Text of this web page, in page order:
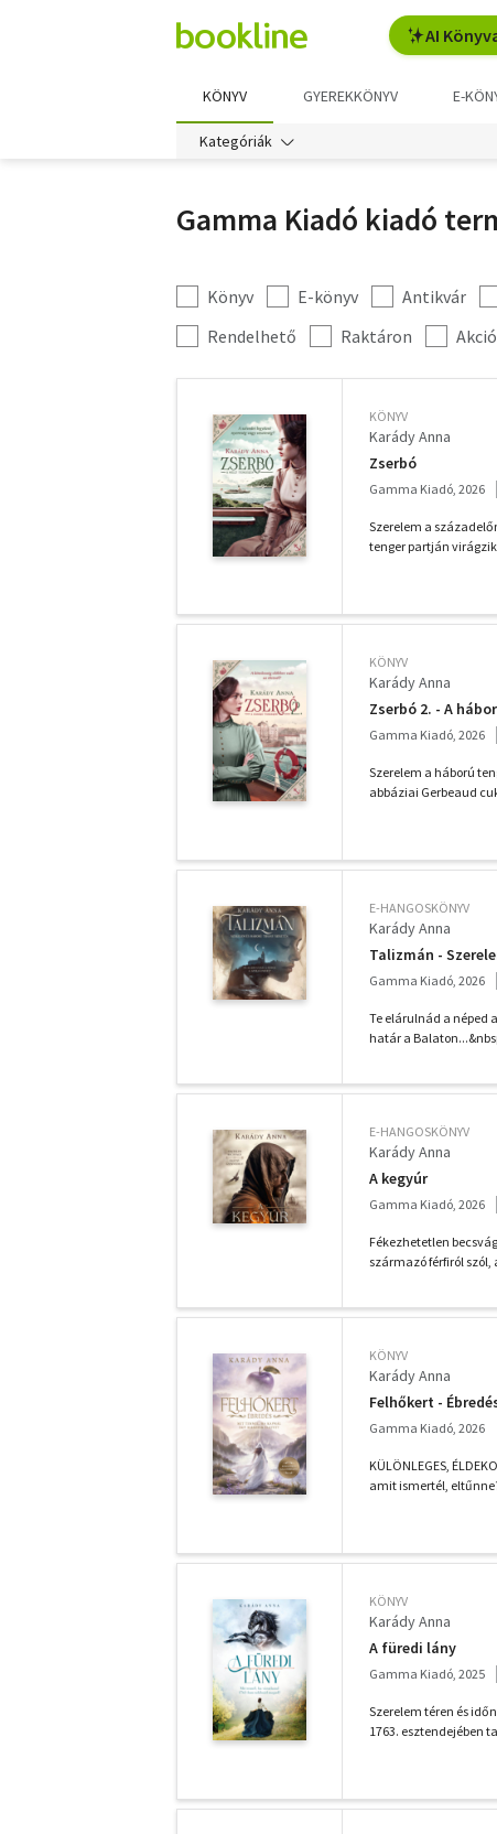
AI
KÖNYV GYEREKKÖNYV E-
Kategóriák
Gamma Kiadó kiadó
Kategória
szűrés
Könyv E-könyv Antikvár
További
szűrők
Rendelhető Raktáron
KÖNYV
Karády Anna
Zserbó
Gamma Kiadó, 2026
Szerelem a
tenger partján
KÖNYV
Karády Anna
Zserbó 2. - A
Gamma Kiadó, 2026
Szerelem a háború
abbáziai Gerbeaud
E-HANGOSKÖNYV
Karády Anna
Talizmán -
Gamma Kiadó, 2026
Te elárulnád a néped
határ a
E-HANGOSKÖNYV
Karády Anna
A kegyúr
Gamma Kiadó, 2026
Fékezhetetlen
származó férfiról
KÖNYV
Karády Anna
Felhőkert -
Gamma Kiadó, 2026
KÜLÖNLEGES,
amit ismertél,
KÖNYV
Karády Anna
A füredi lány
Gamma Kiadó, 2025
Szerelem téren és
1763. esztendejében